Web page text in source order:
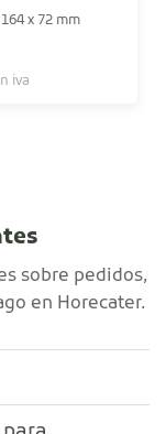
x 72 mm
iva
sobre pedidos,
en Horecater.